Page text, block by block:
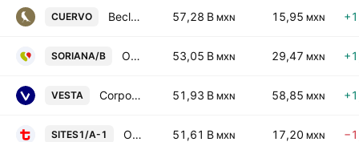
CUERVO Becle, S.A.B. de C.V. 57,28 B MXN 15,95 MXN
SORIANA/B Organizacion Soriana SAB de CV Class B 53,05 B MXN 29,47 MXN
VESTA Corporacion Inmobiliaria Vesta S.A.B. de C.V. 51,93 B MXN 58,85 MXN
SITES1/A-1 Operadora de Sites Mexicanos SA de CV Series -A-1- 51,61 B MXN 17,20 MXN